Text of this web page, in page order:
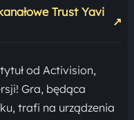
Trust Yavi
↗
od Activision,
Gra, będąca
trafi na urządzenia